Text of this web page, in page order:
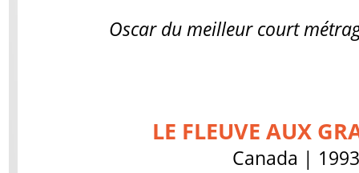
Oscar du meilleur court
LE FLEUVE AUX
Canada |